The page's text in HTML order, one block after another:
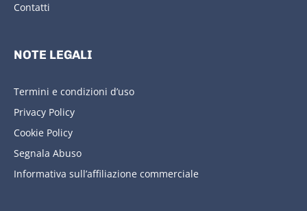
Contatti
NOTE LEGALI
Termini e condizioni d’uso
Privacy Policy
Cookie Policy
Segnala Abuso
Informativa sull’affiliazione commerciale